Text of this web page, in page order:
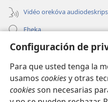
Configuración de
Para que usted tenga la
usamos cookiesy otras
cookiesson necesarias
Vidéo orekóva
Eheka
Ayuda
Edona hag̃ua
(abre
nueva Vivliotéka oĩva Internétpe